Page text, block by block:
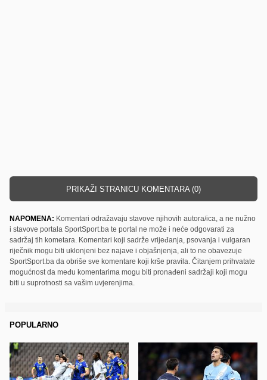
PRIKAŽI STRANICU KOMENTARA (0)
NAPOMENA: Komentari odražavaju stavove njihovih autora/ica, a ne nužno
i stavove portala SportSport.ba te portal ne može i neće odgovarati za
sadržaj tih kometara. Komentari koji sadrže vrijeđanja, psovanja i vulgaran
riječnik mogu biti uklonjeni bez najave i objašnjenja, ali to ne obavezuje
SportSport.ba da obriše sve komentare koji krše pravila. Čitanjem prihvatate
mogućnost da među komentarima mogu biti pronađeni sadržaji koji mogu
biti u suprotnosti sa vašim uvjerenjima.
POPULARNO